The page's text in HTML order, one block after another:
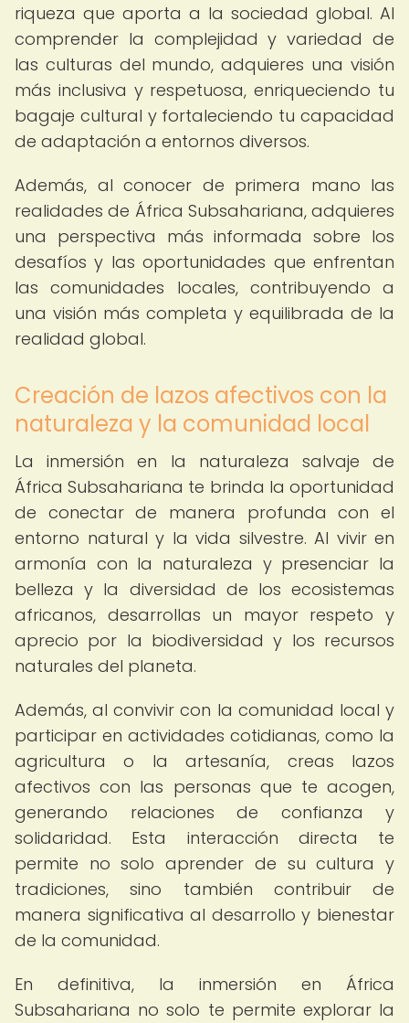
riqueza que aporta a la sociedad global. Al
comprender la complejidad y variedad de
las culturas del mundo, adquieres una visión
más inclusiva y respetuosa, enriqueciendo tu
bagaje cultural y fortaleciendo tu capacidad
de adaptación a entornos diversos.
Además, al conocer de primera mano las
realidades de África Subsahariana, adquieres
una perspectiva más informada sobre los
desafíos y las oportunidades que enfrentan
las comunidades locales, contribuyendo a
una visión más completa y equilibrada de la
realidad global.
Creación de lazos afectivos con la
naturaleza y la comunidad local
La inmersión en la naturaleza salvaje de
África Subsahariana te brinda la oportunidad
de conectar de manera profunda con el
entorno natural y la vida silvestre. Al vivir en
armonía con la naturaleza y presenciar la
belleza y la diversidad de los ecosistemas
africanos, desarrollas un mayor respeto y
aprecio por la biodiversidad y los recursos
naturales del planeta.
Además, al convivir con la comunidad local y
participar en actividades cotidianas, como la
agricultura o la artesanía, creas lazos
afectivos con las personas que te acogen,
generando relaciones de confianza y
solidaridad. Esta interacción directa te
permite no solo aprender de su cultura y
tradiciones, sino también contribuir de
manera significativa al desarrollo y bienestar
de la comunidad.
En definitiva, la inmersión en África
Subsahariana no solo te permite explorar la